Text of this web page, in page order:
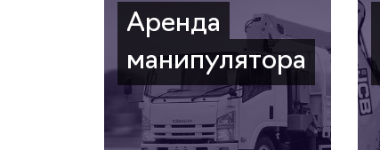
Аренда
манипулятора